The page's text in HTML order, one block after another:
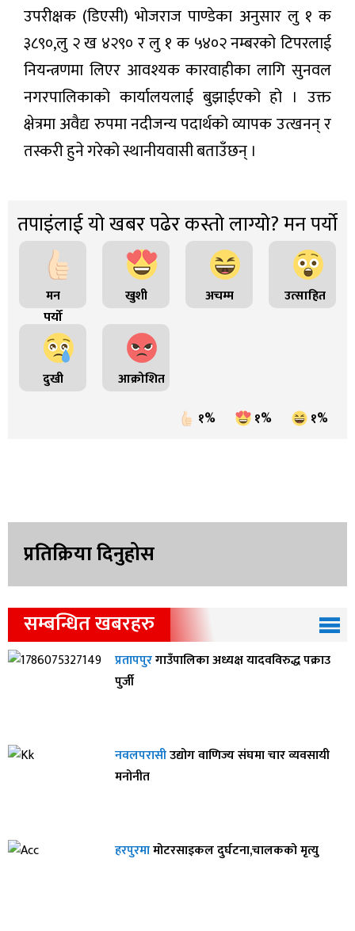
उपरीक्षक (डिएसी) भोजराज पाण्डेका अनुसार लु १ क
३८९०,लु २ ख ४२९० र लु १ क ५४०२ नम्बरको टिपरलाई
नियन्त्रणमा लिएर आवश्यक कारवाहीका लागि सुनवल
नगरपालिकाको कार्यालयलाई बुझाईएको हो । उक्त
क्षेत्रमा अवैद्य रुपमा नदीजन्य पदार्थको व्यापक उत्खनन् र
तस्करी हुने गरेको स्थानीयवासी बताउँछन् ।
तपाइंलाई यो खबर पढेर कस्तो लाग्यो? मन पर्यो
मन
पर्यो
खुशी अचम्म उत्साहित
दुखी
आक्रोशित
१%
१% १%
प्रतिक्रिया दिनुहोस
सम्बन्धित खबरहरु
प्रतापपुरगाउँपालिका अध्यक्ष यादवविरुद्ध पक्राउ
पुर्जी
नवलपरासीउद्योग वाणिज्य संघमा चार व्यवसायी
मनोनीत
हरपुरमामोटरसाइकल दुर्घटना,चालकको मृत्यु